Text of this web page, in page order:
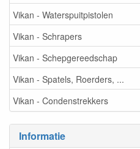
Vikan - Waterspuitpistolen
Vikan - Schrapers
Vikan - Schepgereedschap
Vikan - Spatels, Roerders, ...
Vikan - Condenstrekkers
Informatie